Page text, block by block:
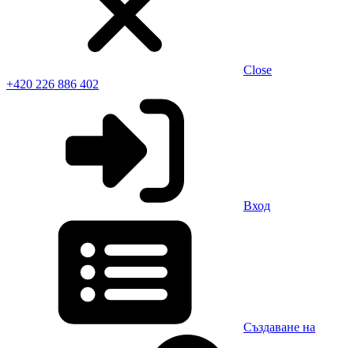
Close
+420 226 886 402
Вход
Създаване на